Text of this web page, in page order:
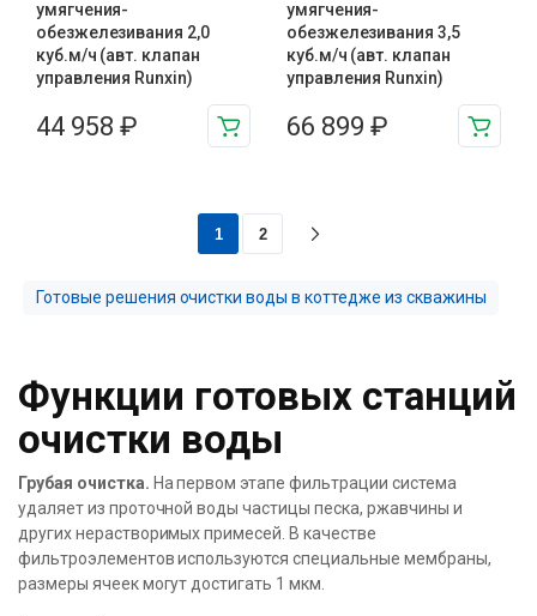
умягчения-
обезжелезивания 2,0
куб.м/ч (авт. клапан
управления Runxin)
44 958 ₽
умягчения-
обезжелезивания 3,5
куб.м/ч (авт. клапан
управления Runxin)
66 899 ₽
1 2
Готовые решения очистки воды в коттедже из скважины
Функции готовых станций
очистки воды
Грубая очистка. На первом этапе фильтрации система
удаляет из проточной воды частицы песка, ржавчины и
других нерастворимых примесей. В качестве
фильтроэлементов используются специальные мембраны,
размеры ячеек могут достигать 1 мкм.